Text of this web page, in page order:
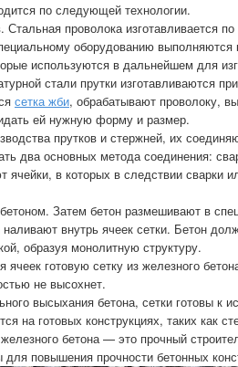
по следующей технологии.
Стальная проволока изготавливается
оборудованию выполняются
используются в дальнейшем для
стали прутки изготавливаются
сетка жби, обрабатывают проволоку,
ей нужную форму и размер.
прутков и стержней, их
два основных метода соединения:
ячейки, в которых в следствии сварки
Затем бетон размешивают в
внутрь ячеек сетки. Бетон
образуя монолитную структуру.
готовую сетку из железного
не высохнет.
высыхания бетона, сетки готовы к
на готовых конструкциях, таких как
бетона — это прочный
для повышения прочности бетонных